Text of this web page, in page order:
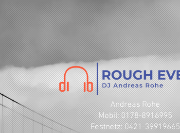
Andreas Rohe
Mobil: 0178-8916995
Festnetz: 0421-39919665